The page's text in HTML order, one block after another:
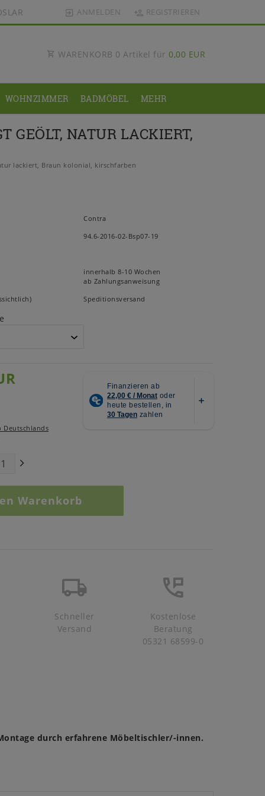
ANMELDEN REGISTRIEREN
WARENKORB 0 Artikel für 0,00 EUR
WOHNZIMMER BADMÖBEL MEHR
GEÖLT, NATUR LACKIERT,
lackiert, Braun kolonial, kirschfarben
Contra
94.6-2016-02-Bsp07-19
innerhalb 8-10 Wochen
ab Zahlungsanweisung
Speditionsversand
Deutschlands
Warenkorb
Schneller
Versand
Kostenlose
Beratung
05321 68599-0
durch erfahrene Möbeltischler/-innen.